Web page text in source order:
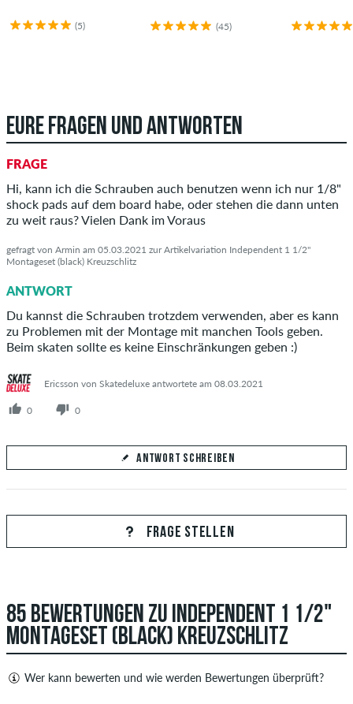
(5) (45)
EURE FRAGEN UND ANTWORTEN
FRAGE
Hi, kann ich die Schrauben auch benutzen wenn ich nur 1/8"
shock pads auf dem board habe, oder stehen die dann unten
zu weit raus? Vielen Dank im Voraus
gefragt von Armin am 05.03.2021 zur Artikelvariation Independent 1 1/2"
Montageset (black) Kreuzschlitz
ANTWORT
Du kannst die Schrauben trotzdem verwenden, aber es kann
zu Problemen mit der Montage mit manchen Tools geben.
Beim skaten sollte es keine Einschränkungen geben :)
Ericsson von Skatedeluxe antwortete am 08.03.2021
0 0
ANTWORT SCHREIBEN
Beantworte hier die Frage von Armin
ANTWORT ABSCHICKEN
FRAGE STELLEN
85 BEWERTUNGEN ZU INDEPENDENT 1 1/2"
MONTAGESET (BLACK) KREUZSCHLITZ
Wer kann bewerten und wie werden Bewertungen überprüft?